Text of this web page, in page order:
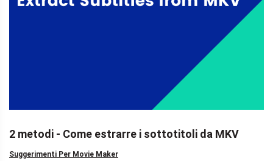
2 metodi - Come estrarre i sottotitoli da MKV
Suggerimenti Per Movie Maker